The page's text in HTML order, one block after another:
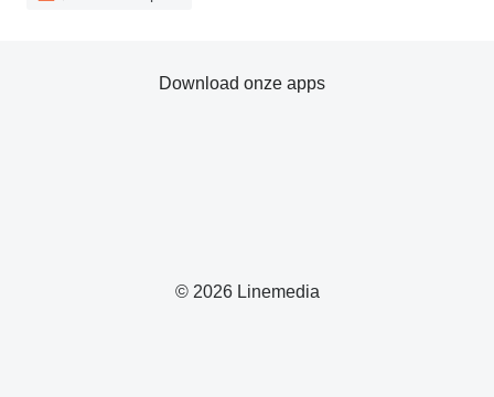
© 2026 Linemedia
Download onze apps